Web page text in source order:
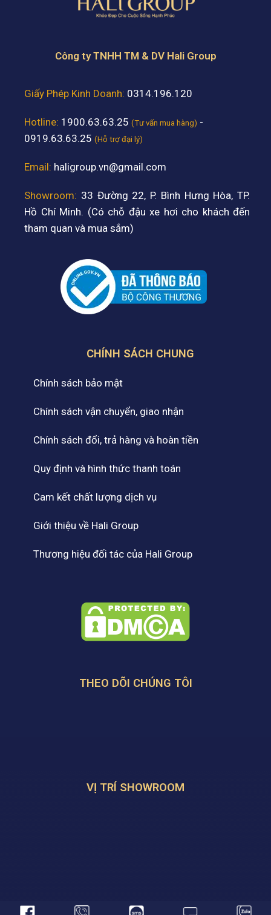
Công ty TNHH TM & DV Hali Group
Giấy Phép Kinh Doanh: 0314.196.120
Hotline: 1900.63.63.25 (Tư vấn mua hàng) -
0919.63.63.25 (Hỗ trợ đại lý)
Email: haligroup.vn@gmail.com
Showroom: 33 Đường 22, P. Bình Hưng Hòa, TP.
Hồ Chí Minh. (Có chỗ đậu xe hơi cho khách đến
tham quan và mua sắm)
CHÍNH SÁCH CHUNG
Chính sách bảo mật
Chính sách vận chuyển, giao nhận
Chính sách đổi, trả hàng và hoàn tiền
Quy định và hình thức thanh toán
Cam kết chất lượng dịch vụ
Giới thiệu về Hali Group
Thương hiệu đối tác của Hali Group
THEO DÕI CHÚNG TÔI
VỊ TRÍ SHOWROOM